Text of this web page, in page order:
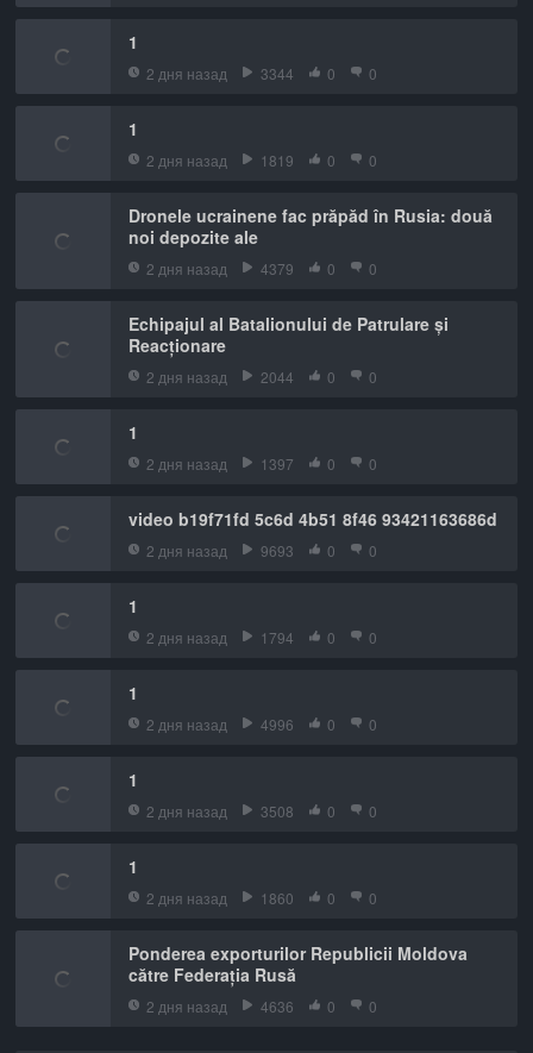
1
2 дня назад 3344 0 0
1
2 дня назад 1819 0 0
Dronele ucrainene fac prăpăd în Rusia: două
noi depozite ale
2 дня назад 4379 0 0
Echipajul al Batalionului de Patrulare și
Reacționare
2 дня назад 2044 0 0
1
2 дня назад 1397 0 0
video b19f71fd 5c6d 4b51 8f46 93421163686d
2 дня назад 9693 0 0
1
2 дня назад 1794 0 0
1
2 дня назад 4996 0 0
1
2 дня назад 3508 0 0
1
2 дня назад 1860 0 0
Ponderea exporturilor Republicii Moldova
către Federația Rusă
2 дня назад 4636 0 0